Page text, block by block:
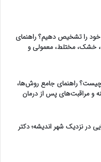
را تشخیص دهیم؟ راهنمای
خشک، مختلط، معمولی و
راهنمای جامع روش‌ها،
و مراقبت‌های پس از درمان
در نزدیک شهر اندیشه؛ دکتر